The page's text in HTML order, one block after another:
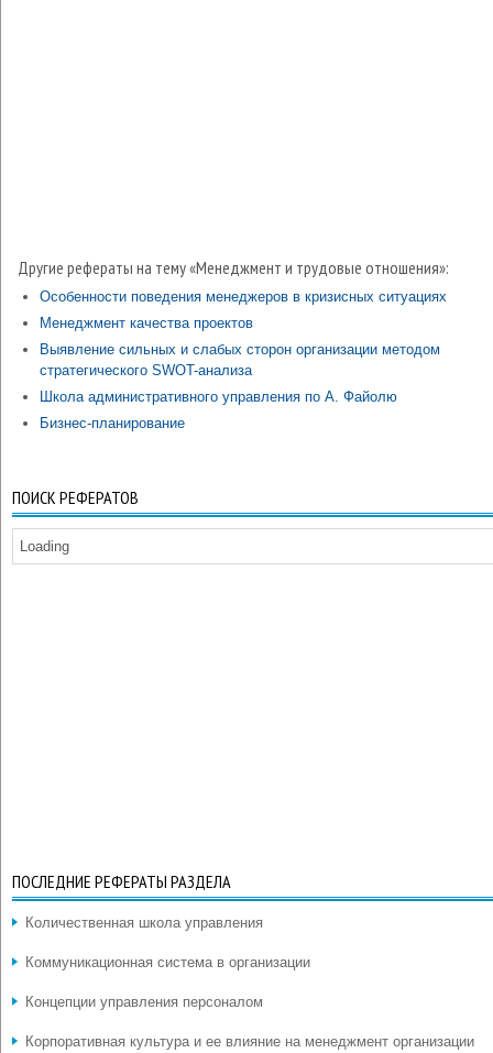
Другие рефераты на тему «Менеджмент и трудовые отношения»:
Особенности поведения менеджеров в кризисных ситуациях
Менеджмент качества проектов
Выявление сильных и слабых сторон организации методом
стратегического SWOT-анализа
Школа административного управления по А. Файолю
Бизнес-планирование
ПОИСК РЕФЕРАТОВ
Loading
ПОСЛЕДНИЕ РЕФЕРАТЫ РАЗДЕЛА
Количественная школа управления
Коммуникационная система в организации
Концепции управления персоналом
Корпоративная культура и ее влияние на менеджмент организации